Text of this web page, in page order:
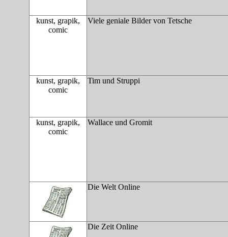
kunst, grapik,
comic
Viele geniale Bilder von Tetsche
kunst, grapik,
comic
Tim und Struppi
kunst, grapik,
comic
Wallace und Gromit
Die Welt Online
Die Zeit Online